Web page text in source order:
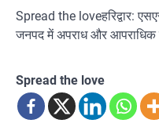
Spread the loveहरिद्वार:
जनपद में अपराध और
Spread the love